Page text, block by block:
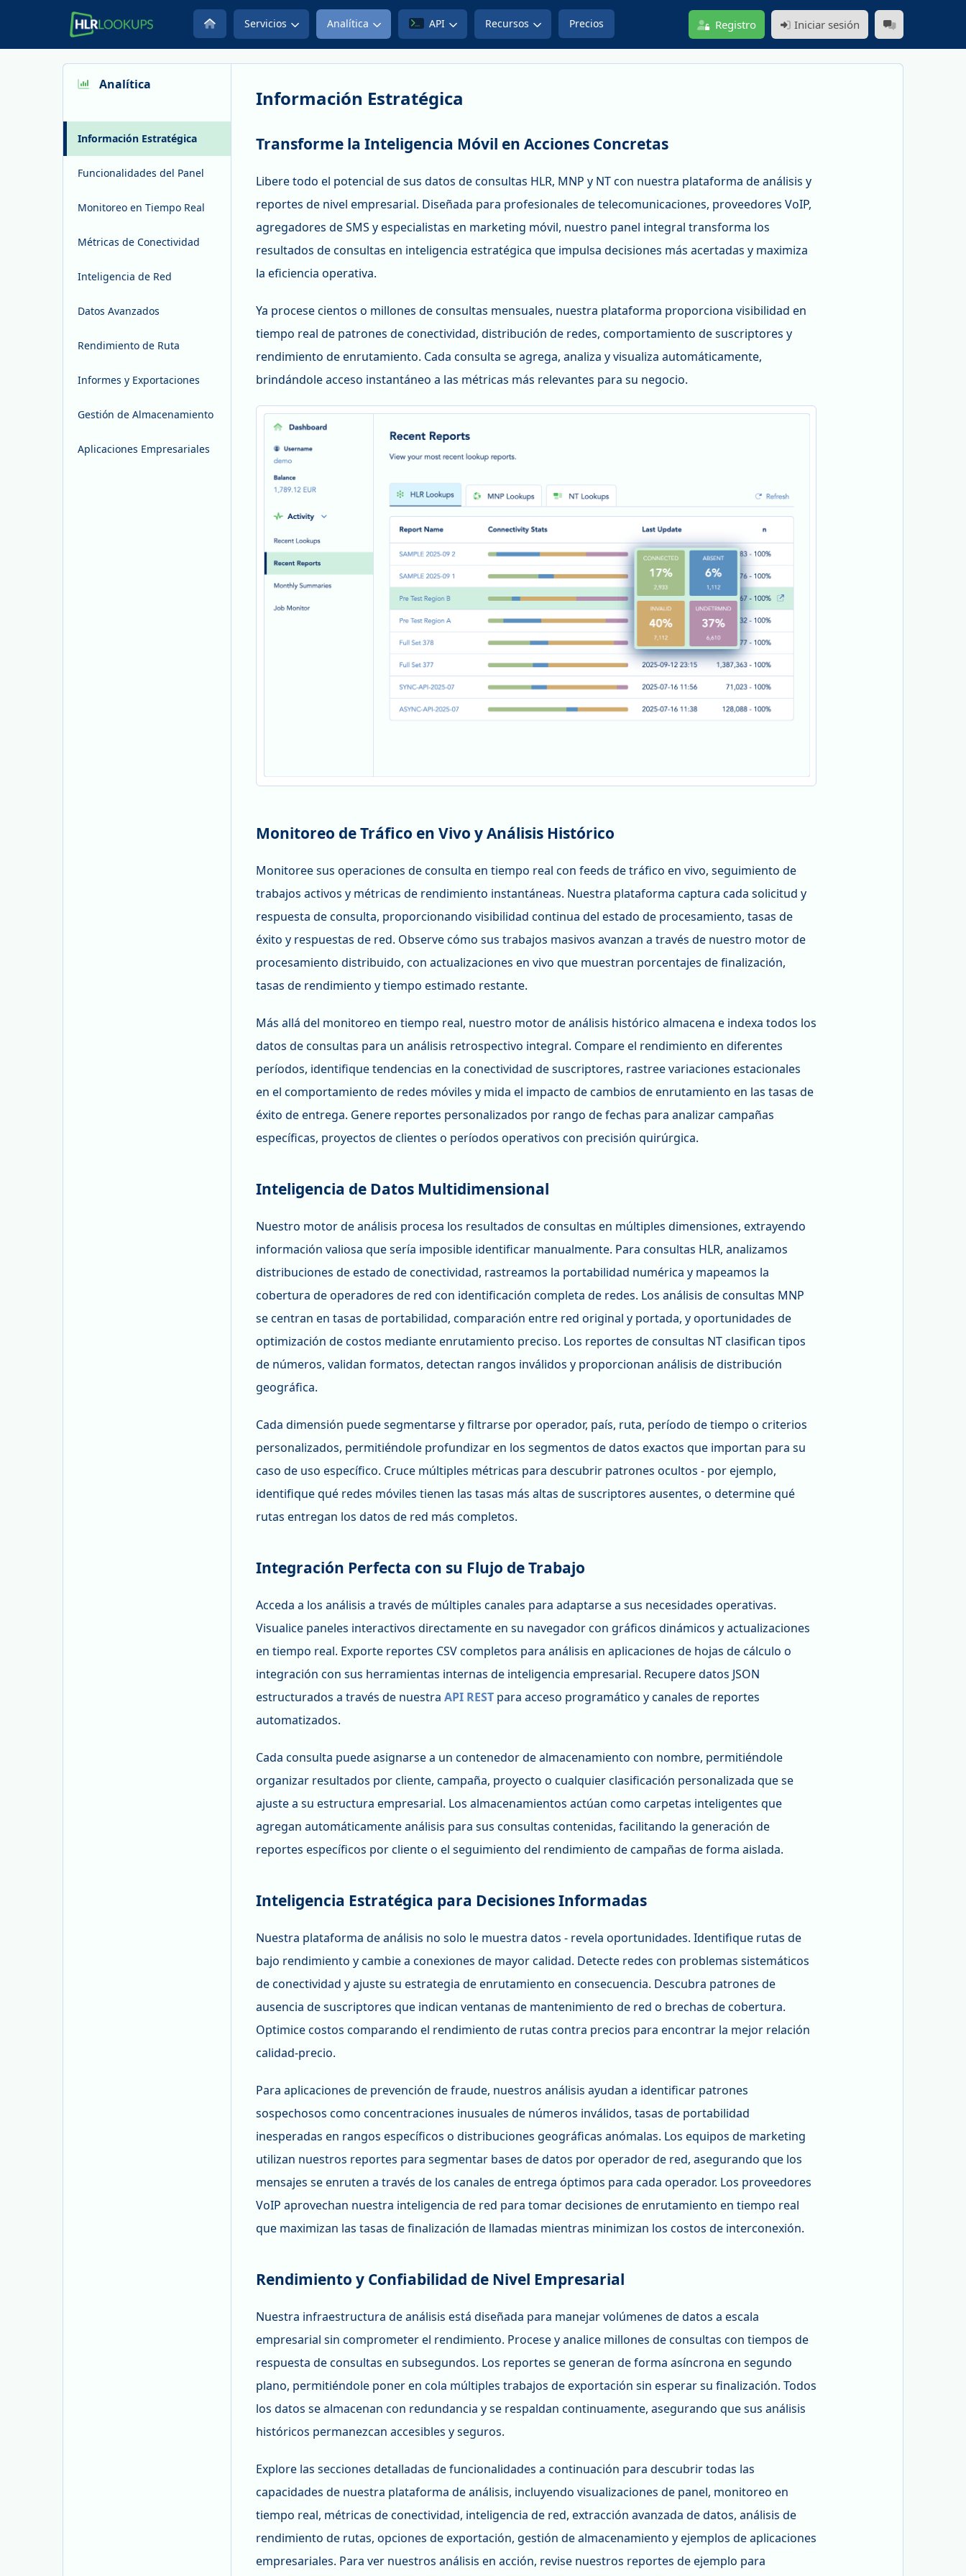
Servicios Analítica API Recursos Precios Registro Iniciar sesión
Analítica
Información Estratégica
Funcionalidades del Panel
Monitoreo en Tiempo Real
Métricas de Conectividad
Inteligencia de Red
Datos Avanzados
Rendimiento de Ruta
Informes y Exportaciones
Gestión de Almacenamiento
Aplicaciones Empresariales
Información Estratégica
Transforme la Inteligencia Móvil en Acciones Concretas
Libere todo el potencial de sus datos de consultas HLR, MNP y NT con nuestra plataforma de análisis y
reportes de nivel empresarial. Diseñada para profesionales de telecomunicaciones, proveedores VoIP,
agregadores de SMS y especialistas en marketing móvil, nuestro panel integral transforma los
resultados de consultas en inteligencia estratégica que impulsa decisiones más acertadas y maximiza
la eficiencia operativa.
Ya procese cientos o millones de consultas mensuales, nuestra plataforma proporciona visibilidad en
tiempo real de patrones de conectividad, distribución de redes, comportamiento de suscriptores y
rendimiento de enrutamiento. Cada consulta se agrega, analiza y visualiza automáticamente,
brindándole acceso instantáneo a las métricas más relevantes para su negocio.
Monitoreo de Tráfico en Vivo y Análisis Histórico
Monitoree sus operaciones de consulta en tiempo real con feeds de tráfico en vivo, seguimiento de
trabajos activos y métricas de rendimiento instantáneas. Nuestra plataforma captura cada solicitud y
respuesta de consulta, proporcionando visibilidad continua del estado de procesamiento, tasas de
éxito y respuestas de red. Observe cómo sus trabajos masivos avanzan a través de nuestro motor de
procesamiento distribuido, con actualizaciones en vivo que muestran porcentajes de finalización,
tasas de rendimiento y tiempo estimado restante.
Más allá del monitoreo en tiempo real, nuestro motor de análisis histórico almacena e indexa todos los
datos de consultas para un análisis retrospectivo integral. Compare el rendimiento en diferentes
períodos, identifique tendencias en la conectividad de suscriptores, rastree variaciones estacionales
en el comportamiento de redes móviles y mida el impacto de cambios de enrutamiento en las tasas de
éxito de entrega. Genere reportes personalizados por rango de fechas para analizar campañas
específicas, proyectos de clientes o períodos operativos con precisión quirúrgica.
Inteligencia de Datos Multidimensional
Nuestro motor de análisis procesa los resultados de consultas en múltiples dimensiones, extrayendo
información valiosa que sería imposible identificar manualmente. Para consultas HLR, analizamos
distribuciones de estado de conectividad, rastreamos la portabilidad numérica y mapeamos la
cobertura de operadores de red con identificación completa de redes. Los análisis de consultas MNP
se centran en tasas de portabilidad, comparación entre red original y portada, y oportunidades de
optimización de costos mediante enrutamiento preciso. Los reportes de consultas NT clasifican tipos
de números, validan formatos, detectan rangos inválidos y proporcionan análisis de distribución
geográfica.
Cada dimensión puede segmentarse y filtrarse por operador, país, ruta, período de tiempo o criterios
personalizados, permitiéndole profundizar en los segmentos de datos exactos que importan para su
caso de uso específico. Cruce múltiples métricas para descubrir patrones ocultos - por ejemplo,
identifique qué redes móviles tienen las tasas más altas de suscriptores ausentes, o determine qué
rutas entregan los datos de red más completos.
Integración Perfecta con su Flujo de Trabajo
Acceda a los análisis a través de múltiples canales para adaptarse a sus necesidades operativas.
Visualice paneles interactivos directamente en su navegador con gráficos dinámicos y actualizaciones
en tiempo real. Exporte reportes CSV completos para análisis en aplicaciones de hojas de cálculo o
integración con sus herramientas internas de inteligencia empresarial. Recupere datos JSON
estructurados a través de nuestra API REST para acceso programático y canales de reportes
automatizados.
Cada consulta puede asignarse a un contenedor de almacenamiento con nombre, permitiéndole
organizar resultados por cliente, campaña, proyecto o cualquier clasificación personalizada que se
ajuste a su estructura empresarial. Los almacenamientos actúan como carpetas inteligentes que
agregan automáticamente análisis para sus consultas contenidas, facilitando la generación de
reportes específicos por cliente o el seguimiento del rendimiento de campañas de forma aislada.
Inteligencia Estratégica para Decisiones Informadas
Nuestra plataforma de análisis no solo le muestra datos - revela oportunidades. Identifique rutas de
bajo rendimiento y cambie a conexiones de mayor calidad. Detecte redes con problemas sistemáticos
de conectividad y ajuste su estrategia de enrutamiento en consecuencia. Descubra patrones de
ausencia de suscriptores que indican ventanas de mantenimiento de red o brechas de cobertura.
Optimice costos comparando el rendimiento de rutas contra precios para encontrar la mejor relación
calidad-precio.
Para aplicaciones de prevención de fraude, nuestros análisis ayudan a identificar patrones
sospechosos como concentraciones inusuales de números inválidos, tasas de portabilidad
inesperadas en rangos específicos o distribuciones geográficas anómalas. Los equipos de marketing
utilizan nuestros reportes para segmentar bases de datos por operador de red, asegurando que los
mensajes se enruten a través de los canales de entrega óptimos para cada operador. Los proveedores
VoIP aprovechan nuestra inteligencia de red para tomar decisiones de enrutamiento en tiempo real
que maximizan las tasas de finalización de llamadas mientras minimizan los costos de interconexión.
Rendimiento y Confiabilidad de Nivel Empresarial
Nuestra infraestructura de análisis está diseñada para manejar volúmenes de datos a escala
empresarial sin comprometer el rendimiento. Procese y analice millones de consultas con tiempos de
respuesta de consultas en subsegundos. Los reportes se generan de forma asíncrona en segundo
plano, permitiéndole poner en cola múltiples trabajos de exportación sin esperar su finalización. Todos
los datos se almacenan con redundancia y se respaldan continuamente, asegurando que sus análisis
históricos permanezcan accesibles y seguros.
Explore las secciones detalladas de funcionalidades a continuación para descubrir todas las
capacidades de nuestra plataforma de análisis, incluyendo visualizaciones de panel, monitoreo en
tiempo real, métricas de conectividad, inteligencia de red, extracción avanzada de datos, análisis de
rendimiento de rutas, opciones de exportación, gestión de almacenamiento y ejemplos de aplicaciones
empresariales. Para ver nuestros análisis en acción, revise nuestros reportes de ejemplo para